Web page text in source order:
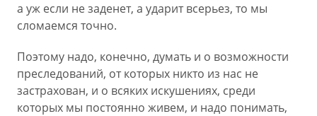
а уж если не заденет, а ударит всерьез, то мы
сломаемся точно.
Поэтому надо, конечно, думать и о возможности
преследований, от которых никто из нас не
застрахован, и о всяких искушениях, среди
которых мы постоянно живем, и надо понимать,